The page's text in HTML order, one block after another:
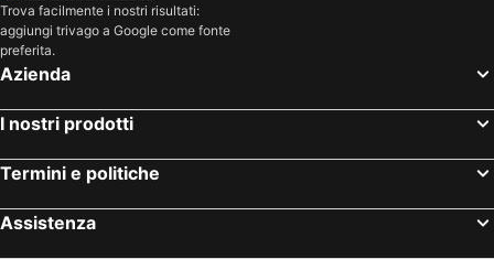
Trova facilmente i nostri risultati:
aggiungi trivago a Google come fonte
preferita.
Azienda
I nostri prodotti
Termini e politiche
Assistenza